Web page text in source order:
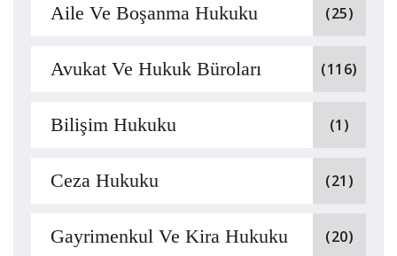
Aile Ve Boşanma Hukuku (25)
Avukat Ve Hukuk Büroları (116)
Bilişim Hukuku (1)
Ceza Hukuku (21)
Gayrimenkul Ve Kira Hukuku (20)